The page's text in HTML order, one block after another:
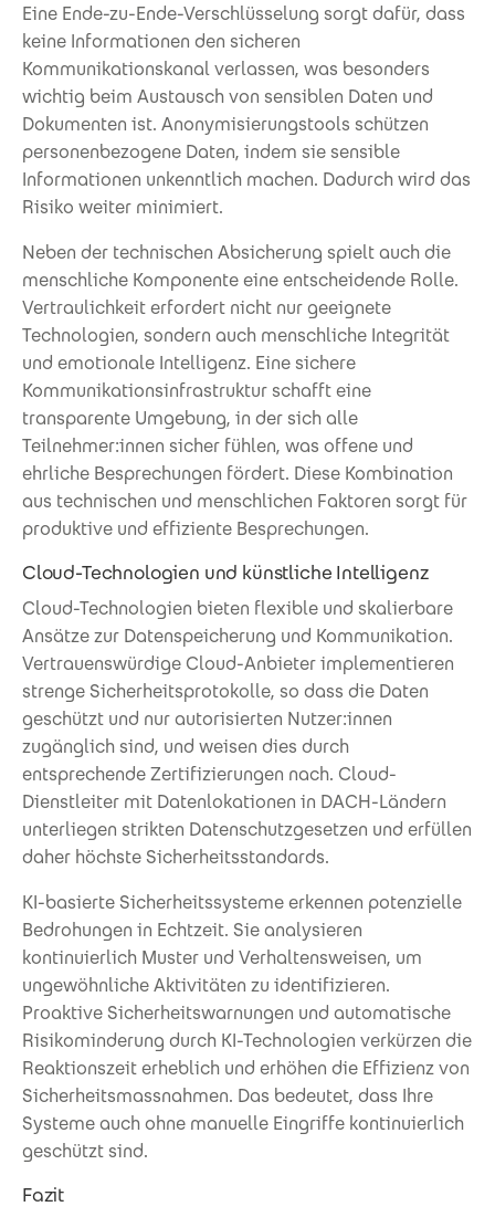
Eine Ende-zu-Ende-Verschlüsselung sorgt dafür, dass
keine Informationen den sicheren
Kommunikationskanal verlassen, was besonders
wichtig beim Austausch von sensiblen Daten und
Dokumenten ist. Anonymisierungstools schützen
personenbezogene Daten, indem sie sensible
Informationen unkenntlich machen. Dadurch wird das
Risiko weiter minimiert.
Neben der technischen Absicherung spielt auch die
menschliche Komponente eine entscheidende Rolle.
Vertraulichkeit erfordert nicht nur geeignete
Technologien, sondern auch menschliche Integrität
und emotionale Intelligenz. Eine sichere
Kommunikationsinfrastruktur schafft eine
transparente Umgebung, in der sich alle
Teilnehmer:innen sicher fühlen, was offene und
ehrliche Besprechungen fördert. Diese Kombination
aus technischen und menschlichen Faktoren sorgt für
produktive und effiziente Besprechungen.
Cloud-Technologien und künstliche Intelligenz
Cloud-Technologien bieten flexible und skalierbare
Ansätze zur Datenspeicherung und Kommunikation.
Vertrauenswürdige Cloud-Anbieter implementieren
strenge Sicherheitsprotokolle, so dass die Daten
geschützt und nur autorisierten Nutzer:innen
zugänglich sind, und weisen dies durch
entsprechende Zertifizierungen nach. Cloud-
Dienstleiter mit Datenlokationen in DACH-Ländern
unterliegen strikten Datenschutzgesetzen und erfüllen
daher höchste Sicherheitsstandards.
KI-basierte Sicherheitssysteme erkennen potenzielle
Bedrohungen in Echtzeit. Sie analysieren
kontinuierlich Muster und Verhaltensweisen, um
ungewöhnliche Aktivitäten zu identifizieren.
Proaktive Sicherheitswarnungen und automatische
Risikominderung durch KI-Technologien verkürzen die
Reaktionszeit erheblich und erhöhen die Effizienz von
Sicherheitsmassnahmen. Das bedeutet, dass Ihre
Systeme auch ohne manuelle Eingriffe kontinuierlich
geschützt sind.
Fazit